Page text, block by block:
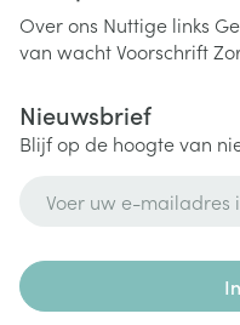
Over ons Nuttige links
van wachtVoorschrift
Nieuwsbrief
Blijf op de hoogte van